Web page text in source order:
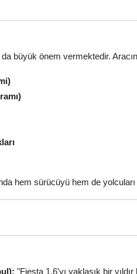
büyük önem vermektedir.
hem sürücüyü hem de
"Fiesta 1.6'yı yaklaşık bir